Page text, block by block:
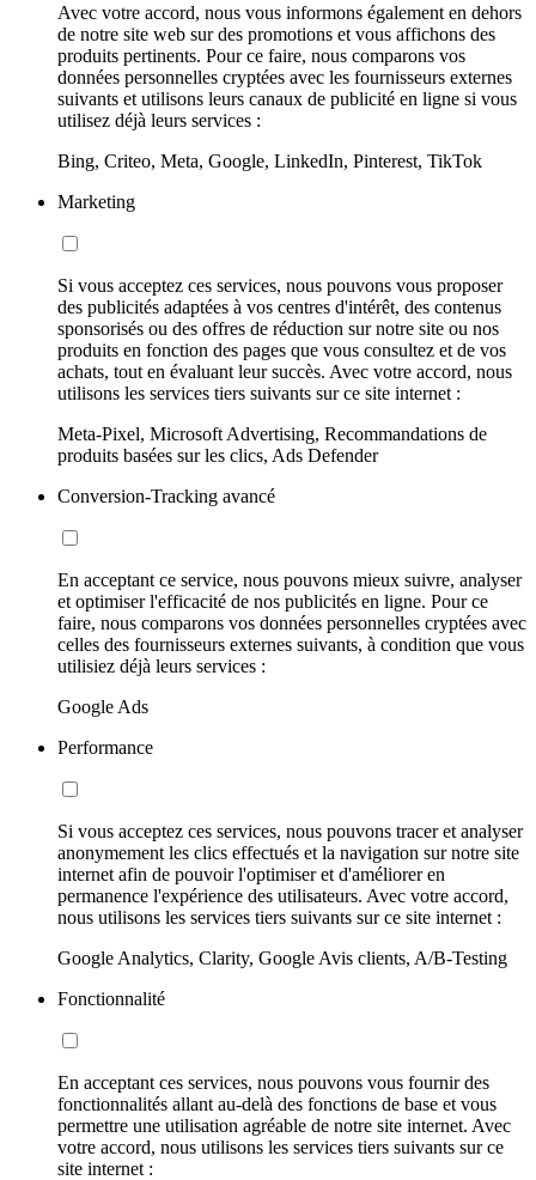
Avec votre accord, nous vous informons également en dehors
de notre site web sur des promotions et vous affichons des
produits pertinents. Pour ce faire, nous comparons vos
données personnelles cryptées avec les fournisseurs externes
suivants et utilisons leurs canaux de publicité en ligne si vous
utilisez déjà leurs services :
Bing, Criteo, Meta, Google, LinkedIn, Pinterest, TikTok
Marketing
Si vous acceptez ces services, nous pouvons vous proposer
des publicités adaptées à vos centres d'intérêt, des contenus
sponsorisés ou des offres de réduction sur notre site ou nos
produits en fonction des pages que vous consultez et de vos
achats, tout en évaluant leur succès. Avec votre accord, nous
utilisons les services tiers suivants sur ce site internet :
Meta-Pixel, Microsoft Advertising, Recommandations de
produits basées sur les clics, Ads Defender
Conversion-Tracking avancé
En acceptant ce service, nous pouvons mieux suivre, analyser
et optimiser l'efficacité de nos publicités en ligne. Pour ce
faire, nous comparons vos données personnelles cryptées avec
celles des fournisseurs externes suivants, à condition que vous
utilisiez déjà leurs services :
Google Ads
Performance
Si vous acceptez ces services, nous pouvons tracer et analyser
anonymement les clics effectués et la navigation sur notre site
internet afin de pouvoir l'optimiser et d'améliorer en
permanence l'expérience des utilisateurs. Avec votre accord,
nous utilisons les services tiers suivants sur ce site internet :
Google Analytics, Clarity, Google Avis clients, A/B-Testing
Fonctionnalité
En acceptant ces services, nous pouvons vous fournir des
fonctionnalités allant au-delà des fonctions de base et vous
permettre une utilisation agréable de notre site internet. Avec
votre accord, nous utilisons les services tiers suivants sur ce
site internet :